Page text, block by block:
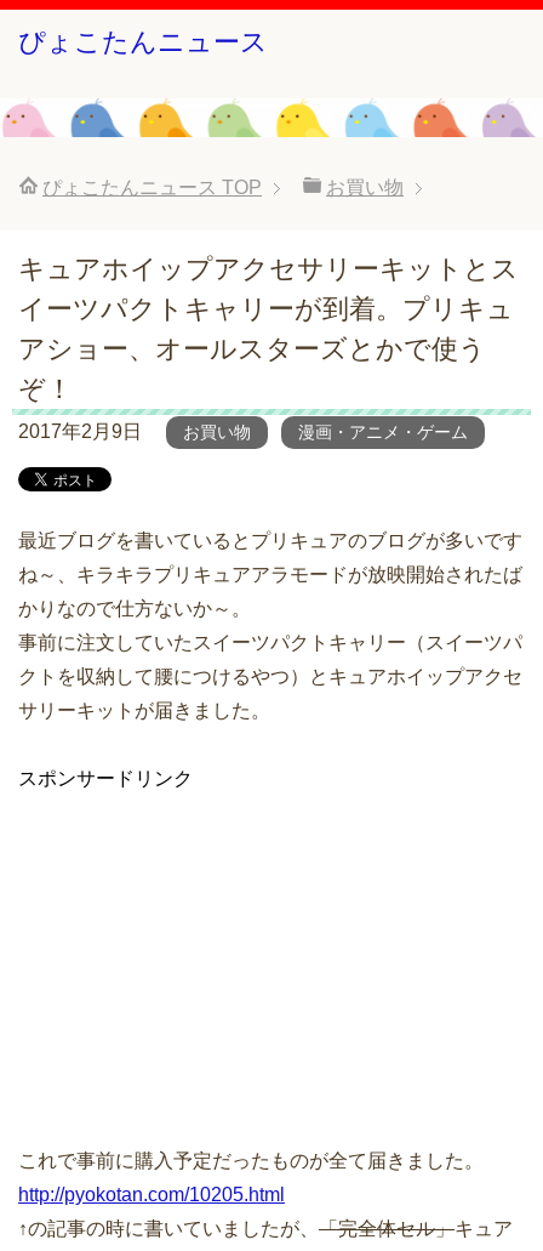
ぴょこたんニュース
ぴょこたんニュース TOP お買い物
キュアホイップアクセサリーキットとス
イーツパクトキャリーが到着。プリキュ
アショー、オールスターズとかで使う
ぞ！
2017年2月9日 お買い物 漫画・アニメ・ゲーム
最近ブログを書いているとプリキュアのブログが多いです
ね～、キラキラプリキュアアラモードが放映開始されたば
かりなので仕方ないか～。
事前に注文していたスイーツパクトキャリー（スイーツパ
クトを収納して腰につけるやつ）とキュアホイップアクセ
サリーキットが届きました。
スポンサードリンク
これで事前に購入予定だったものが全て届きました。
http://pyokotan.com/10205.html
↑の記事の時に書いていましたが、 「完全体セル」キュア